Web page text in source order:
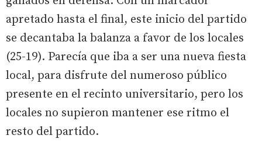
apretado hasta el final, este inicio del partido
se decantaba la balanza a favor de los locales
(25-19). Parecía que iba a ser una nueva fiesta
local, para disfrute del numeroso público
presente en el recinto universitario, pero los
locales no supieron mantener ese ritmo el
resto del partido.